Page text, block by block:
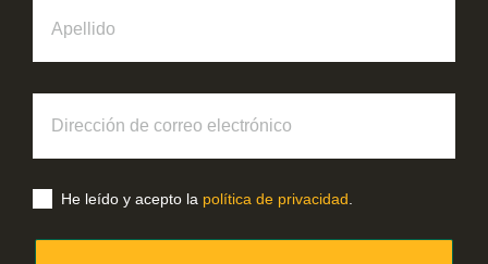
correo
electrónico
He leído y acepto la política de privacidad